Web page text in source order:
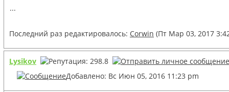
...
Последний раз редактировалось: Corwin (Пт Мар 03, 2017
Lysikov
Добавлено: Вс Июн 05, 2016 11:23 pm